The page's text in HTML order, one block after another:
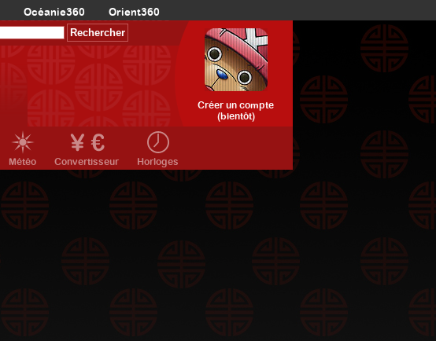
Océanie360 Orient360
Créer un compte
(bientôt)
Météo Convertisseur Horloges